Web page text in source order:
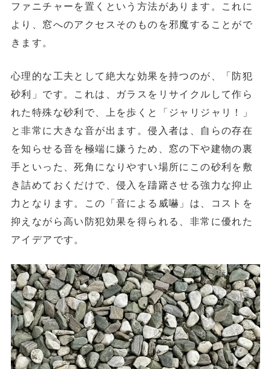
ファニチャーを置く という方法があります。これに
より、窓へのアクセスそのものを邪魔することがで
きます。
心理的な工夫として絶大な効果を持つのが、「防犯
砂利」です。これは、ガラスをリサイクルして作ら
れた特殊な砂利で、上を歩くと「ジャリジャリ！」
と非常に大きな音が出ます。侵入者は、自らの存在
を知らせる音を極端に嫌うため、窓の下や建物の裏
手といった、死角になりやすい場所にこの砂利を敷
き詰めておくだけで、侵入を躊躇させる強力な抑止
力となります。この「音による威嚇」は、コストを
抑えながら高い防犯効果を得られる、非常に優れた
アイデアです。